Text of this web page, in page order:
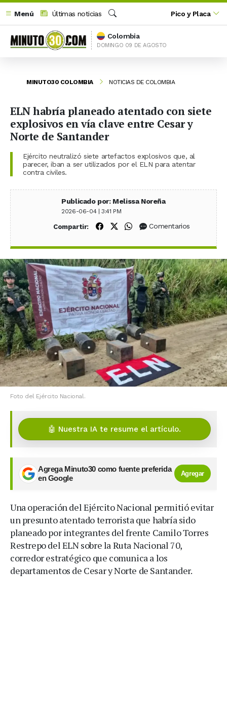
Menú
Últimas noticias
Buscar
Pico y Placa
Colombia
DOMINGO 09 DE AGOSTO
MINUTO30 COLOMBIA NOTICIAS DE COLOMBIA
ELN habría planeado atentado con siete
explosivos en vía clave entre Cesar y
Norte de Santander
Ejército neutralizó siete artefactos explosivos que, al
parecer, iban a ser utilizados por el ELN para atentar
contra civiles.
Publicado por: Melissa Noreña
2026-06-04 | 3:41 PM
Compartir: Compartir en Facebook
Compartir en X (Twitter)
Compartir en WhatsApp
Comentarios
Foto del Ejército Nacional.
🤖 Nuestra IA te resume el artículo.
Agrega Minuto30 como fuente preferida
en Google
Agregar
Una operación del Ejército Nacional permitió evitar
un presunto atentado terrorista que habría sido
planeado por integrantes del frente Camilo Torres
Restrepo del ELN sobre la Ruta Nacional 70,
corredor estratégico que comunica a los
departamentos de Cesar y Norte de Santander.